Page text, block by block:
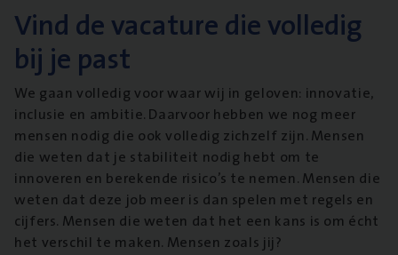
Vind de vacature die volledig
bij je past
We gaan volledig voor waar wij in geloven: innovatie,
inclusie en ambitie. Daarvoor hebben we nog meer
mensen nodig die ook volledig zichzelf zijn. Mensen
die weten dat je stabiliteit nodig hebt om te
innoveren en berekende risico’s te nemen. Mensen die
weten dat deze job meer is dan spelen met regels en
cijfers. Mensen die weten dat het een kans is om écht
het verschil te maken. Mensen zoals jij?